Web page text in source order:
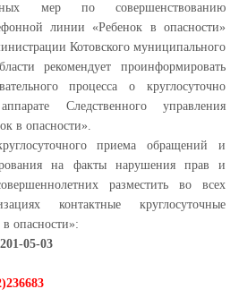
мер по совершенствованию
линии «Ребенок в опасности»
Котовского муниципального
рекомендует проинформировать
процесса о круглосуточно
Следственного управления
в опасности».
приема обращений и
на факты нарушения прав и
разместить во всех
контактные круглосуточные
опасности»:
05-03